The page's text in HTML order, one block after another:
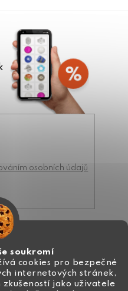
soukromí
cookies pro bezpečné
internetových stránek,
jako uživatele
osobních údajů